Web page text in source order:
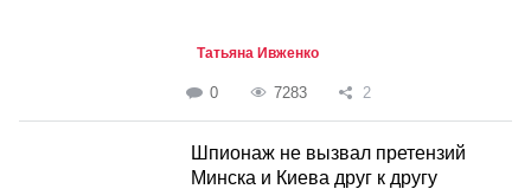
Татьяна Ивженко
0 7283 2
Шпионаж не вызвал претензий
Минска и Киева друг к другу